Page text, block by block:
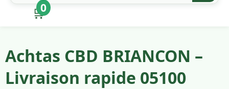
🛒
0
Achtas CBD BRIANCON –
Livraison rapide 05100